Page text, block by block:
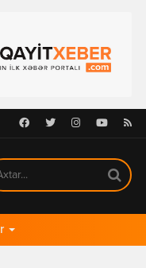
Facebook
TwitterInstagramYoutubeRSS